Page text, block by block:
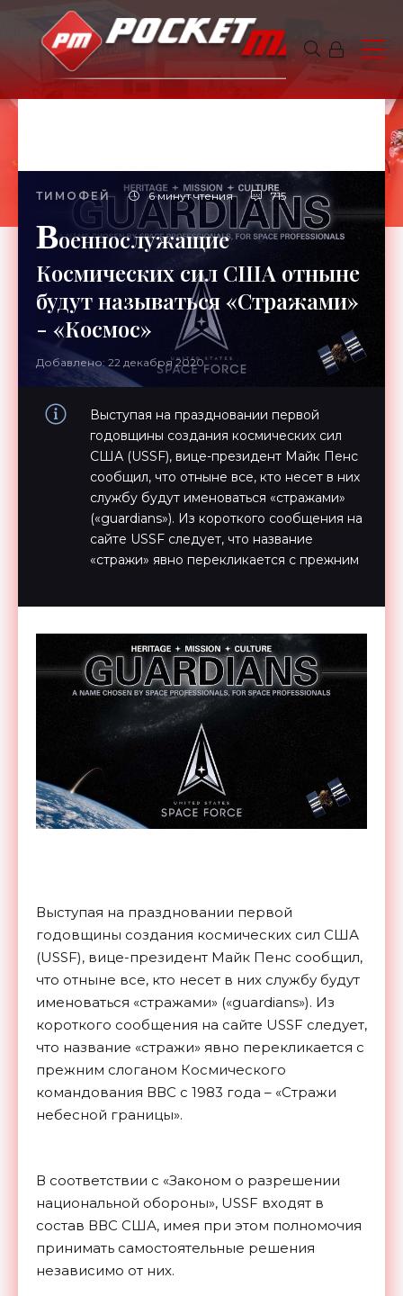
ТИМОФЕЙ 6 минут чтения 715
Военнослужащие
Космических сил США отныне
будут называться «Стражами»
- «Космос»
Добавлено: 22 декабря 2020
Выступая на праздновании первой
годовщины создания космических сил
США (USSF), вице-президент Майк Пенс
сообщил, что отныне все, кто несет в них
службу будут именоваться «стражами»
(«guardians»). Из короткого сообщения на
сайте USSF следует, что название
«стражи» явно перекликается с прежним
Выступая на праздновании первой
годовщины создания космических сил США
(USSF), вице-президент Майк Пенс сообщил,
что отныне все, кто несет в них службу будут
именоваться «стражами» («guardians»). Из
короткого сообщения на сайте USSF следует,
что название «стражи» явно перекликается с
прежним слоганом Космического
командования ВВС с 1983 года – «Стражи
небесной границы».
В соответствии с «Законом о разрешении
национальной обороны», USSF входят в
состав ВВС США, имея при этом полномочия
принимать самостоятельные решения
независимо от них.